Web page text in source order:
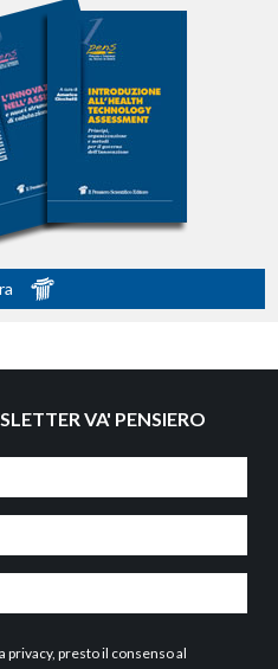
VA' PENSIERO
privacy, presto il consenso al